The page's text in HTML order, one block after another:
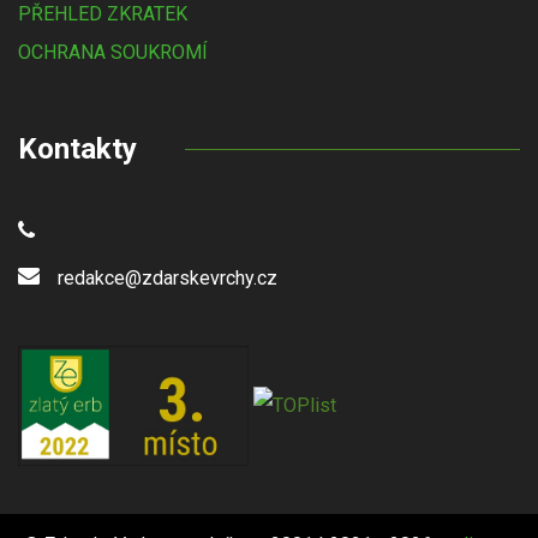
PŘEHLED ZKRATEK
OCHRANA SOUKROMÍ
Kontakty
redakce@zdarskevrchy.cz